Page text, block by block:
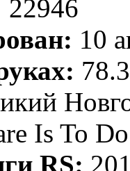
22946
10
Is To Do
RS: